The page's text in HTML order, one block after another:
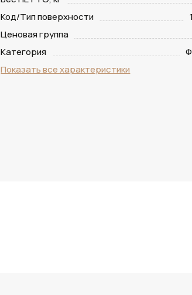
Код/Тип поверхности
Ценовая группа
Категория
Показать все характеристики